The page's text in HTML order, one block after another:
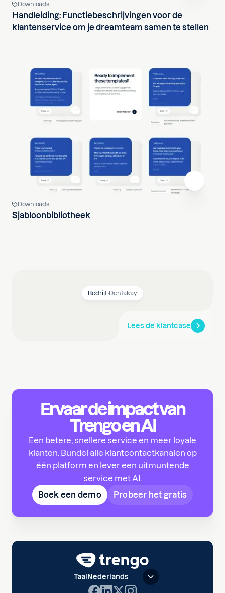
Downloads
Handleiding: Functiebeschrijvingen voor de
klantenservice om je dreamteam samen te stellen
Downloads
Sjabloonbibliotheek
Bedrijf·Dentakay
Lees de klantcase
Ervaar de impact van
Trengo en AI
Een betere, snellere service en meer loyale
klanten. Bundel alle klantcontactkanalen op
één platform en lever een uitmuntende
service met AI.
Boek een demo
Probeer het gratis
Taal Nederlands